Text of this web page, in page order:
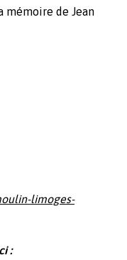
mémoire de Jean
limoges-
: